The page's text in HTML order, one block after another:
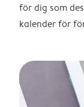
för dig som
kalender för